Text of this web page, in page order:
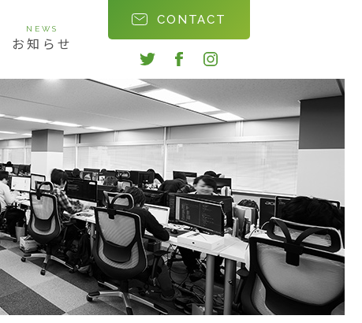
会社沿革
NEWS
お知らせ
CONTACT
twitterfacebookinstagram